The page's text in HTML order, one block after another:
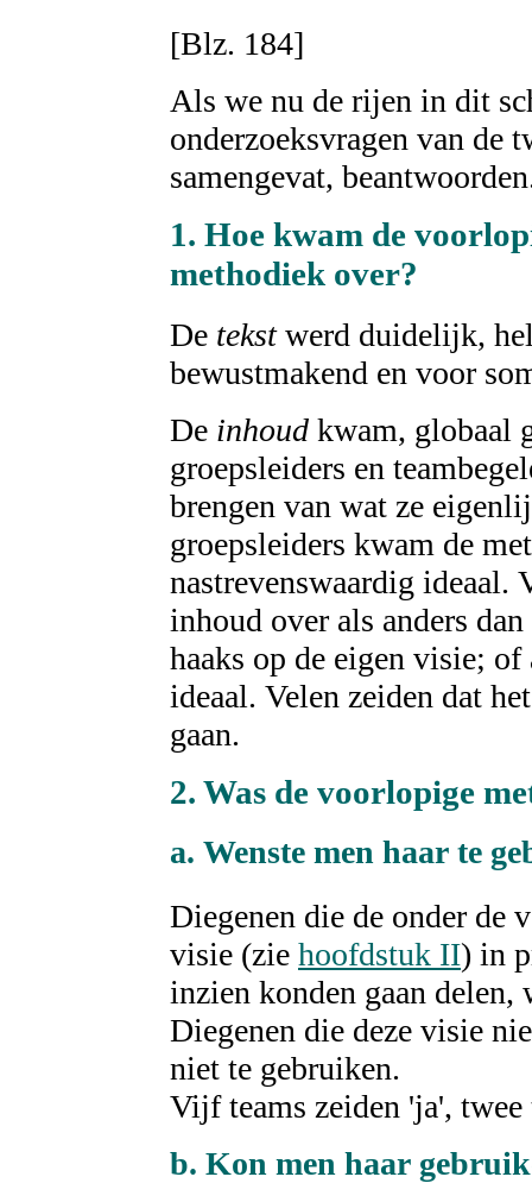
[Blz. 184]
Als we nu de rijen in dit
onderzoeksvragen van de
samengevat,
1. Hoe kwam de
methodiek over?
De tekstwerd duidelijk,
bewustmakend en voor
De inhoud kwam, globaal
groepsleiders en
brengen van wat ze
groepsleiders kwam de
nastrevenswaardig ideaal.
inhoud over als anders
haaks op de eigen visie;
ideaal. Velen zeiden dat
gaan.
2. Was de voorlopige
a. Wenste men haar te
Diegenen die de onder de
visie (zie hoofdstuk II) in
inzien konden gaan delen,
Diegenen die deze visie
niet te gebruiken.
Vijf teams zeiden 'ja', twee
b. Kon men haar